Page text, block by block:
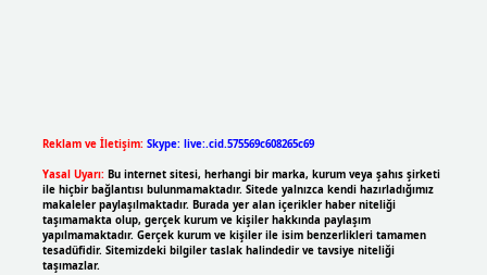
Reklam ve İletişim: Skype: live:.cid.575569c608265c69
Yasal Uyarı: Bu internet sitesi, herhangi bir marka, kurum veya şahıs şirketi
ile hiçbir bağlantısı bulunmamaktadır. Sitede yalnızca kendi hazırladığımız
makaleler paylaşılmaktadır. Burada yer alan içerikler haber niteliği
taşımamakta olup, gerçek kurum ve kişiler hakkında paylaşım
yapılmamaktadır. Gerçek kurum ve kişiler ile isim benzerlikleri tamamen
tesadüfidir. Sitemizdeki bilgiler taslak halindedir ve tavsiye niteliği
taşımazlar.